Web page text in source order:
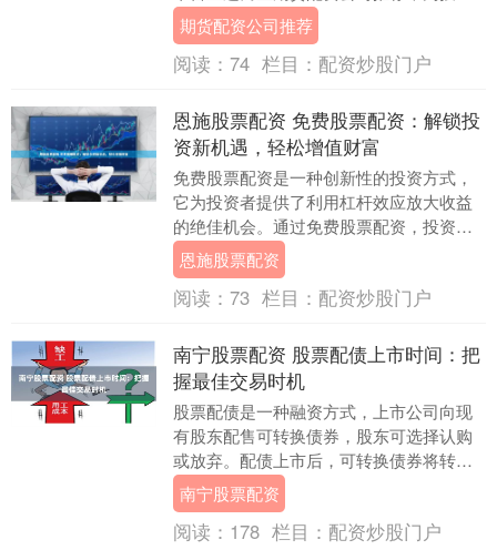
者提供杠杆资金，助其放大收益。 通过广
东股票配资平台，....
期货配资公司推荐
阅读： 74 栏目： 配资炒股门户
恩施股票配资 免费股票配资：解锁投
资新机遇，轻松增值财富
免费股票配资是一种创新性的投资方式，
它为投资者提供了利用杠杆效应放大收益
的绝佳机会。通过免费股票配资，投资者
可以获得高达 10 倍的资金杠杆，从而大幅
提升投资收....
恩施股票配资
阅读： 73 栏目： 配资炒股门户
南宁股票配资 股票配债上市时间：把
握最佳交易时机
股票配债是一种融资方式，上市公司向现
有股东配售可转换债券，股东可选择认购
或放弃。配债上市后，可转换债券将转换
为股票，为投资者提供潜在的投资机会。
股票配资吧拥有....
南宁股票配资
阅读： 178 栏目： 配资炒股门户